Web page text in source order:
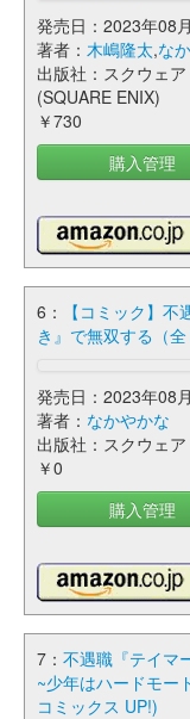
発売日：2023年08
著者： 木嶋隆太,な
出版社：スクウェ
(SQUARE ENIX)
￥730
購入管理
6：
【コミック】
き』で無双する（全
発売日：2023年08
著者： なかやかな
出版社：スクウェア
￥0
購入管理
7： 不遇職『テイマ
~少年はハードモー
コミックス UP!)